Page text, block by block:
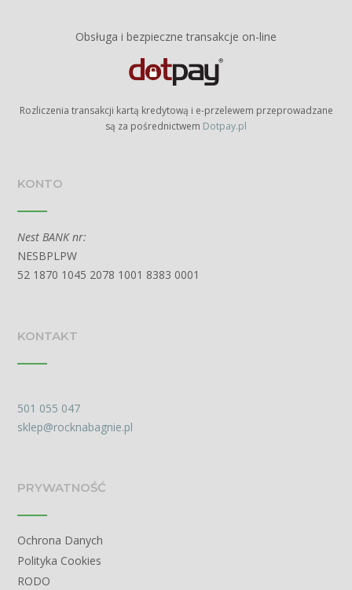
Obsługa i bezpieczne transakcje on-line
Rozliczenia transakcji kartą kredytową i e-przelewem przeprowadzane
są za pośrednictwem Dotpay.pl
KONTO
Nest BANK nr:
NESBPLPW
52 1870 1045 2078 1001 8383 0001
KONTAKT
501 055 047
sklep@rocknabagnie.pl
PRYWATNOŚĆ
Ochrona Danych
Polityka Cookies
RODO